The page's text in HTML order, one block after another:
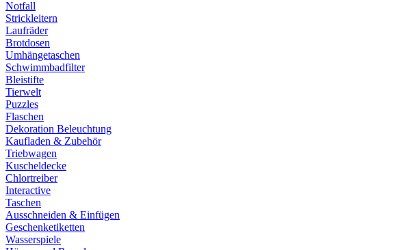
Notfall
Strickleitern
Laufräder
Brotdosen
Umhängetaschen
Schwimmbadfilter
Bleistifte
Tierwelt
Puzzles
Flaschen
Dekoration Beleuchtung
Kaufladen & Zubehör
Triebwagen
Kuscheldecke
Chlortreiber
Interactive
Taschen
Ausschneiden & Einfügen
Geschenketiketten
Wasserspiele